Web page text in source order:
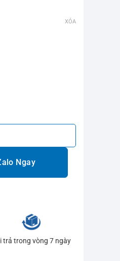
XÓA
Ngay
trả trong vòng 7 ngày